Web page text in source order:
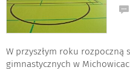
W przyszłym roku rozpoczną
gimnastycznych w